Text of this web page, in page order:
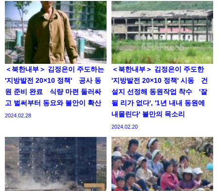
＜북한내부＞ 김정은이 주도하는
'지방발전 20×10 정책' 공사 동
원 준비 완료 식량 마련 둘러싸
고 벌써부터 동요와 불안이 확산
2024.02.28
＜북한내부＞ 김정은이 주도한
'지방발전 20×10 정책' 시동 건
설지 선정해 동원작업 착수 '잘
될 리가 없다', '1년 내내 동원에
내몰린다' 불만의 목소리
2024.02.20